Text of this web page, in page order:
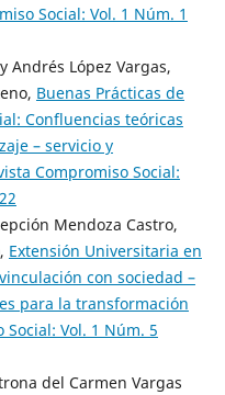
Social: Vol. 1 Núm. 1
Andrés López Vargas,
Buenas Prácticas de
Confluencias teóricas
– servicio y
Compromiso Social:
Mendoza Castro,
Extensión Universitaria en
con sociedad –
para la transformación
Social: Vol. 1 Núm. 5
del Carmen Vargas